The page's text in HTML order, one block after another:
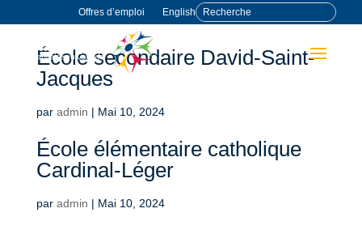
Offres d’emploi English
École secondaire David-Saint-
Jacques
par admin | Mai 10, 2024
École élémentaire catholique
Cardinal-Léger
par admin | Mai 10, 2024